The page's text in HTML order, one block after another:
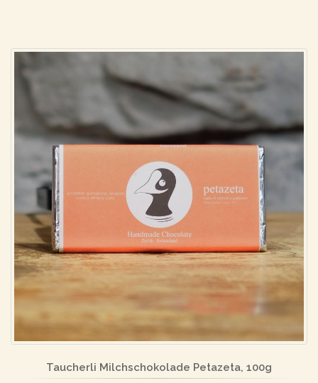
Taucherli Milchschokolade Petazeta, 100g